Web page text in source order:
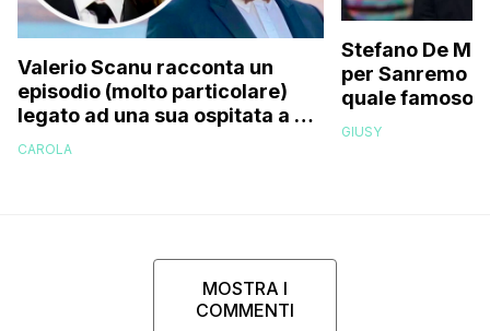
Valerio Scanu racconta un
episodio (molto particolare)
legato ad una sua ospitata a Le
Iene mai andata in onda: “Belen
CAROLA
Stefano De
per Sanremo
quale famoso
relativo
GIUSY
MOSTRA I
COMMENTI